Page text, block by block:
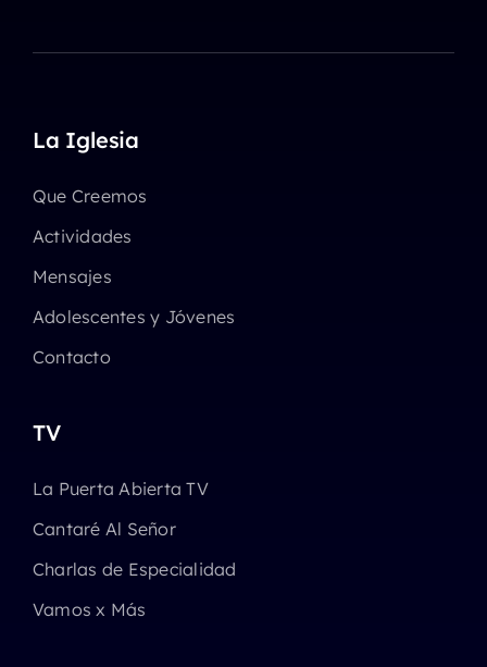
La Iglesia
Que Creemos
Actividades
Mensajes
Adolescentes y Jóvenes
Contacto
TV
La Puerta Abierta TV
Cantaré Al Señor
Charlas de Especialidad
Vamos x Más